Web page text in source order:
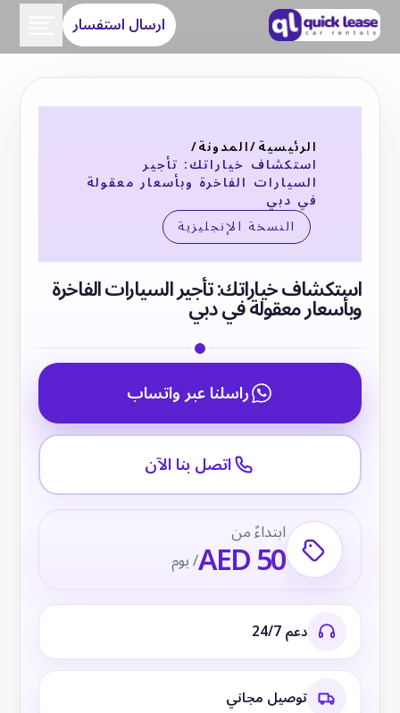
ارسال استفسار
الرئيسية/المدونة/
استكشاف خياراتك: تأجير
السيارات الفاخرة وبأسعار معقولة
في دبي
النسخة الإنجليزية
استكشاف خياراتك: تأجير السيارات الفاخرة
وبأسعار معقولة في دبي
راسلنا عبر واتساب
اتصل بنا الآن
ابتداءً من
AED 50/ يوم
دعم 24/7
توصيل مجاني